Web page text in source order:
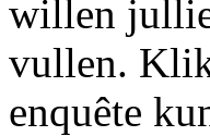
willen jullie
vullen.
enquête